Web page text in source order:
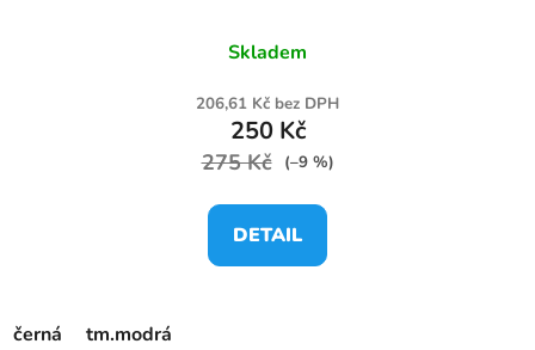
Skladem
206,61 Kč bez DPH
250 Kč
275 Kč (–9 %)
DETAIL
černá tm.modrá